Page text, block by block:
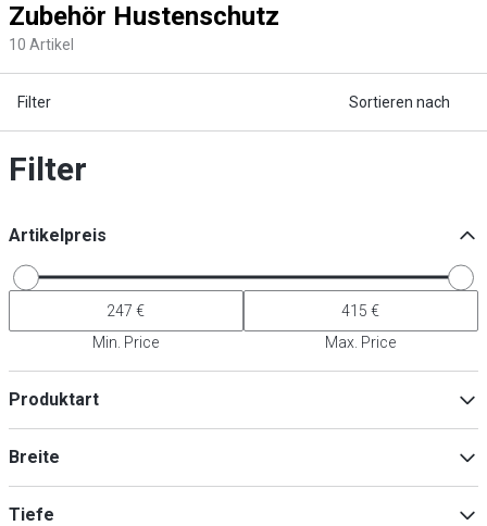
Zubehör Hustenschutz
10 Artikel
Filter Sortieren nach
Filter
Artikelpreis
Min. Price Max. Price
Produktart
Zubehör für Warmhaltegeräte
Breite
Tiefe